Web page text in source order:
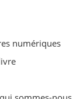
numériques